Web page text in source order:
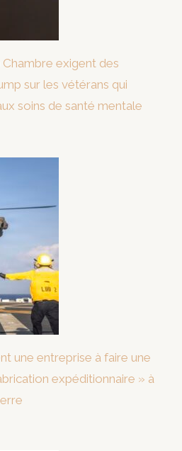
exigent des
sur les vétérans qui
soins de santé mentale
une entreprise à faire une
expéditionnaire » à